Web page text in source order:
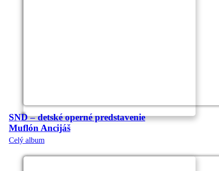
SND – detské operné predstavenie
Muflón Ancijáš
Celý album